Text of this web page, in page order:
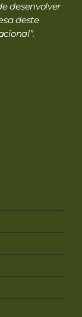
desenvolver
deste